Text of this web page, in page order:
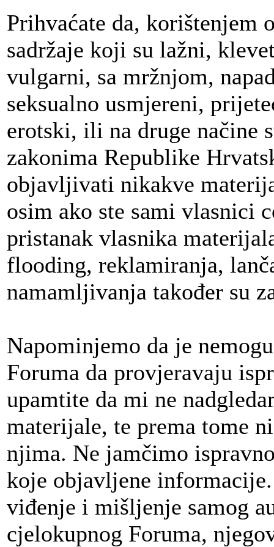
Prihvaćate da, korištenjem
sadržaje koji su lažni,
vulgarni, sa mržnjom,
seksualno usmjereni,
erotski, ili na druge načine
zakonima Republike
objavljivati nikakve
osim ako ste sami vlasnici
pristanak vlasnika
flooding, reklamiranja,
namamljivanja također su
Napominjemo da je
Foruma da provjeravaju
upamtite da mi ne
materijale, te prema tome
njima. Ne jamčimo
koje objavljene
viđenje i mišljenje samog
cjelokupnog Foruma,